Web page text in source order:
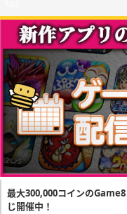
最大300,000コインの
じ開催中！